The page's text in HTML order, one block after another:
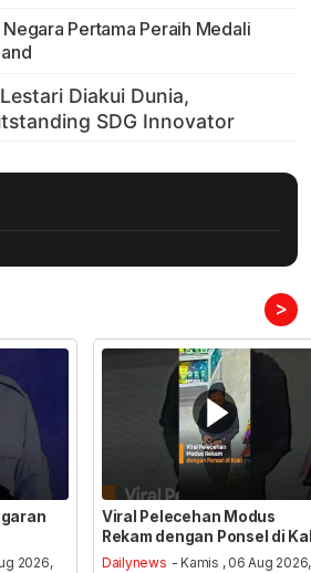
Pertama Peraih Medali
>
2026,
Viral Pelecehan Modus
Rekam dengan Ponsel di
Dailynews - Kamis , 06 Aug 2026,